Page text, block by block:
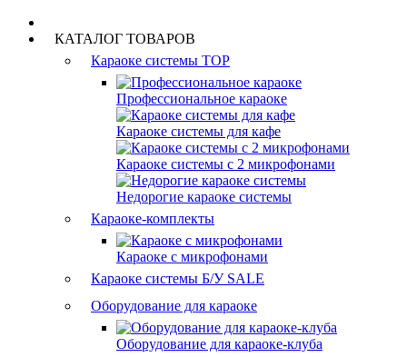
КАТАЛОГ ТОВАРОВ
Караоке системы TOP
Профессиональное караоке
Караоке системы для кафе
Караоке системы с 2 микрофонами
Недорогие караоке системы
Караоке-комплекты
Караоке с микрофонами
Караоке системы Б/У SALE
Оборудование для караоке
Оборудование для караоке-клуба